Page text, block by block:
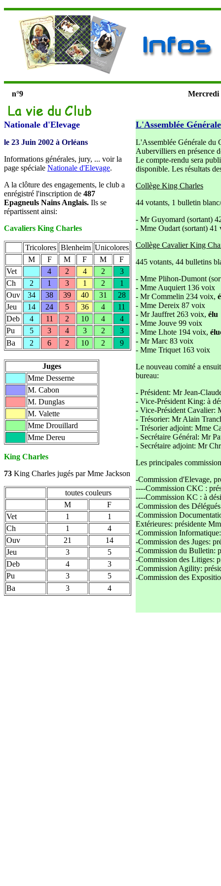
n°9 Mercredi
Nationale d'Elevage
le 23 Juin 2002 à Orléans
Informations générales, jury, ... voir la
page spéciale Nationale d'Elevage.
A la clôture des engagements, le club a
enrégistré l'inscription de 487
Epagneuls Nains Anglais. Ils se
répartissent ainsi:
Cavaliers King Charles
Tricolores Blenheim Unicolores
M
F M F M
F
Vet
4 2 4 2
3
Ch
2 1 3 1 2
1
Ouv
34 38 39 40 31
28
Jeu
14 24 5 36 4
11
Deb
4 11 2 10 4
4
Pu
5 3 4 3 2
3
Ba
2 6 2 10 2 9
Juges
Mme Desserne
M. Cabon
M. Dunglas
M. Valette
Mme Drouillard
Mme Dereu
King Charles
73 King Charles jugés par Mme Jackson
toutes couleurs
M
F
Vet
1
1
Ch
1
4
Ouv
21
14
Jeu
3
5
Deb
4
3
Pu
3
5
Ba
3 4
L'Assemblée Générale
L'Assemblée Générale du
Aubervilliers en présence
Le compte-rendu sera
disponible. Les résultats
Collège King Charles
44 votants, 1 bulletin
- Mr Guyomard (sortant)
- Mme Oudart (sortant)
Collège Cavalier King
445 votants, 44 bulletins
- Mme Plihon-Dumont
- Mme Auquiert 136 voix
- Mr Commelin 234 voix,
- Mme Dereix 87 voix
- Mr Jauffret 263 voix, élu
- Mme Jouve 99 voix
- Mme Lhote 194 voix,
- Mr Marc 83 voix
- Mme Triquet 163 voix
Le nouveau comité a
bureau:
- Président: Mr Jean-
- Vice-Président King: à
- Vice-Président Cavalier:
- Trésorier: Mr Alain
- Trésorier adjoint: Mme
- Secrétaire Général: Mr
- Secrétaire adjoint: Mr
Les principales
-Commission d'Elevage,
----Commission CKC :
----Commission KC : à
-Commission des
-Commission
Extérieures: présidente
-Commission
-Commission des Juges:
-Commission du Bulletin:
-Commission des Litiges:
-Commission Agility:
-Commission des